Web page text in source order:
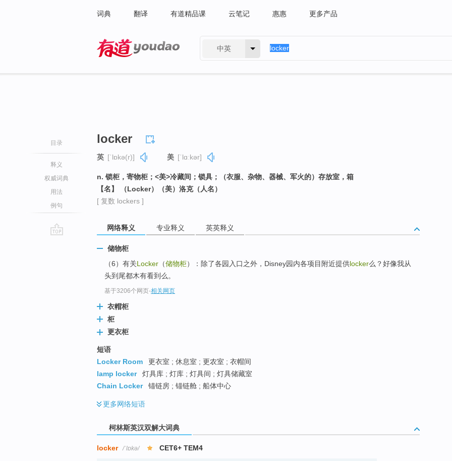
词典 翻译 有道精品课 云笔记 惠惠 更多产品
中英
目录
释义
权威词典
用法
例句
locker
英 [ˈlɒkə(r)] 美 [ˈlɑːkər]
n. 锁柜，寄物柜；<美>冷藏间；锁具；（衣服、杂物、器械、军火的）存放室，箱
【名】 （Locker）（美）洛克（人名）
[ 复数 lockers ]
网络释义 专业释义 英英释义
储物柜
（6）有关Locker （储物柜）：除了各园入口之外，Disney园内各项目附近提供locker么？好像我从
头到尾都木有看到么。
基于3206个网页-相关网页
衣帽柜
柜
更衣柜
短语
Locker Room
更衣室 ; 休息室 ; 更农室 ; 衣帽间
lamp locker
灯具库 ; 灯库 ; 灯具间 ; 灯具储藏室
Chain Locker
锚链房 ; 锚链舱 ; 船体中心
更多网络短语
柯林斯英汉双解大词典
locker /ˈlɒkə/ CET6+ TEM4